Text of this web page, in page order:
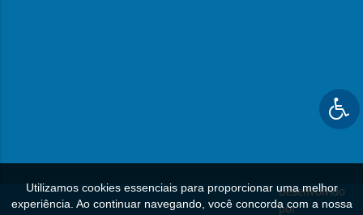
Utilizamos cookies essenciais para proporcionar uma melhor
experiência. Ao continuar navegando, você concorda com a nossa
Desenvolvido
por